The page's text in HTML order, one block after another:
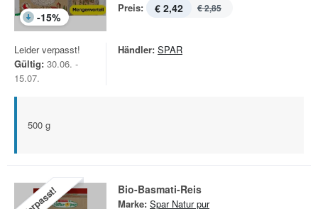
-15%
Preis: € 2,42 € 2,85
Leider verpasst!
Gültig: 30.06. -
15.07.
Händler: SPAR
500 g
Verpasst! Bio-Basmati-Reis
Marke: Spar Natur pur